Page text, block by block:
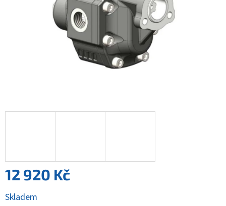
12 920 Kč
cena:
Skladem